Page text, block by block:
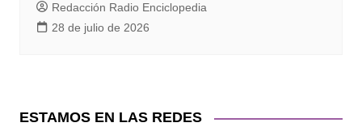
Redacción Radio Enciclopedia
28 de julio de 2026
ESTAMOS EN LAS REDES